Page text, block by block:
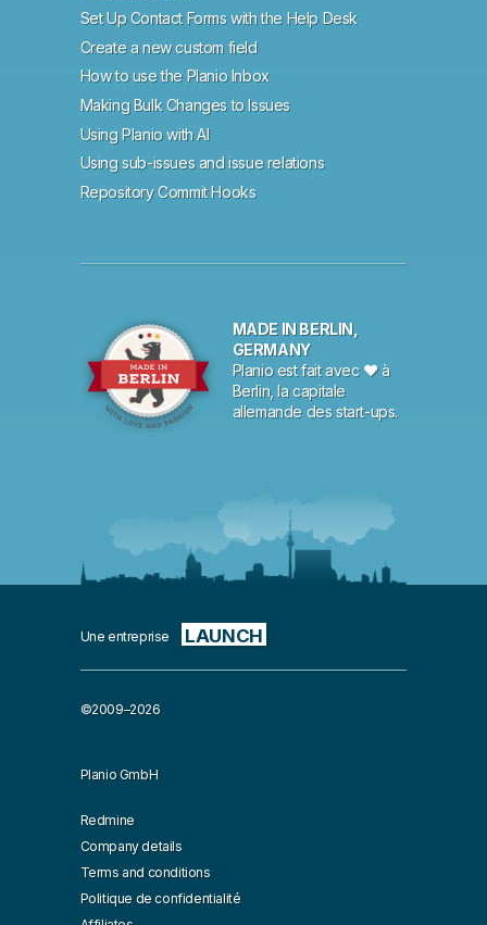
Set Up Contact Forms with the Help Desk
Create a new custom field
How to use the Planio Inbox
Making Bulk Changes to Issues
Using Planio with AI
Using sub-issues and issue relations
Repository Commit Hooks
MADE IN BERLIN,
GERMANY
Planio est fait avec ♥ à
Berlin, la capitale
allemande des start-ups.
Une entreprise LAUNCH
©2009–2026
Planio GmbH
Redmine
Company details
Terms and conditions
Politique de confidentialité